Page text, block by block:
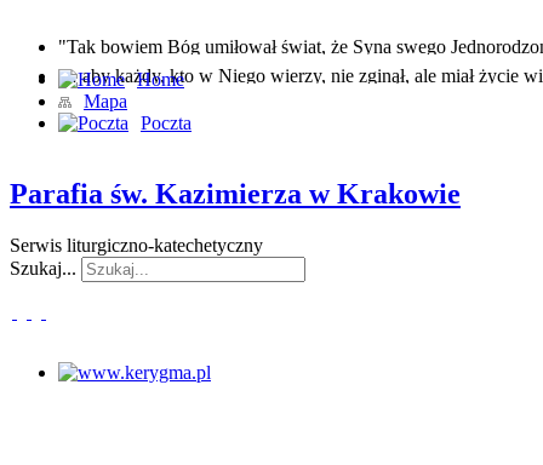
"Tak bowiem Bóg umiłował świat, że Syna swego
… aby każdy, kto w Niego wierzy, nie zginął, ale miał życie
Home
Mapa
Poczta
Parafia św. Kazimierza w Krakowie
Serwis liturgiczno-katechetyczny
Szukaj...